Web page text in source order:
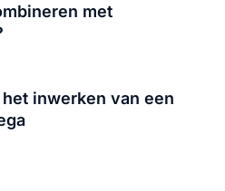
met
inwerken van een